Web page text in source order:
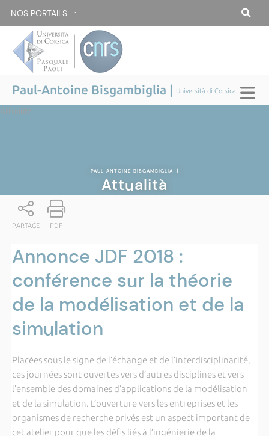
NOS PORTAILS :
Paul-Antoine Bisgambiglia | Università di Corsica
Attualità
PAUL-ANTOINE BISGAMBIGLIA |
Attualità
PARTAGE PDF
Annonce JDF 2018 :
conférence sur la théorie
de la modélisation et de la
simulation
Placées sous le signe de l’échange et de l’interdisciplinarité,
ces journées sont ouvertes vers d’autres disciplines et vers
l’ensemble des domaines d’applications de la modélisation
et de la simulation. L’ouverture vers les entreprises et les
organismes de recherche privés est un aspect important de
cet atelier pour que les défis liés à l’ingénierie de la